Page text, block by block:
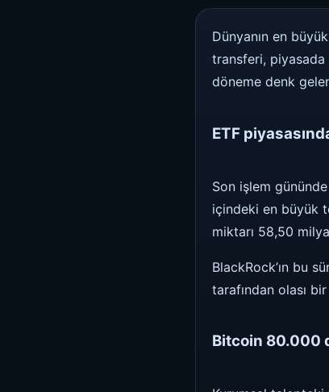
Dünyanın en
transferi, piyasada
döneme denk
ETF
Son işlem
içindeki en büyük
miktarı 58,50
BlackRock’ın bu
tarafından olası
Bitcoin 80.000